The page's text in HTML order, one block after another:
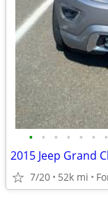
• • • • • • •
2015 Jeep Grand
7/20 52k mi